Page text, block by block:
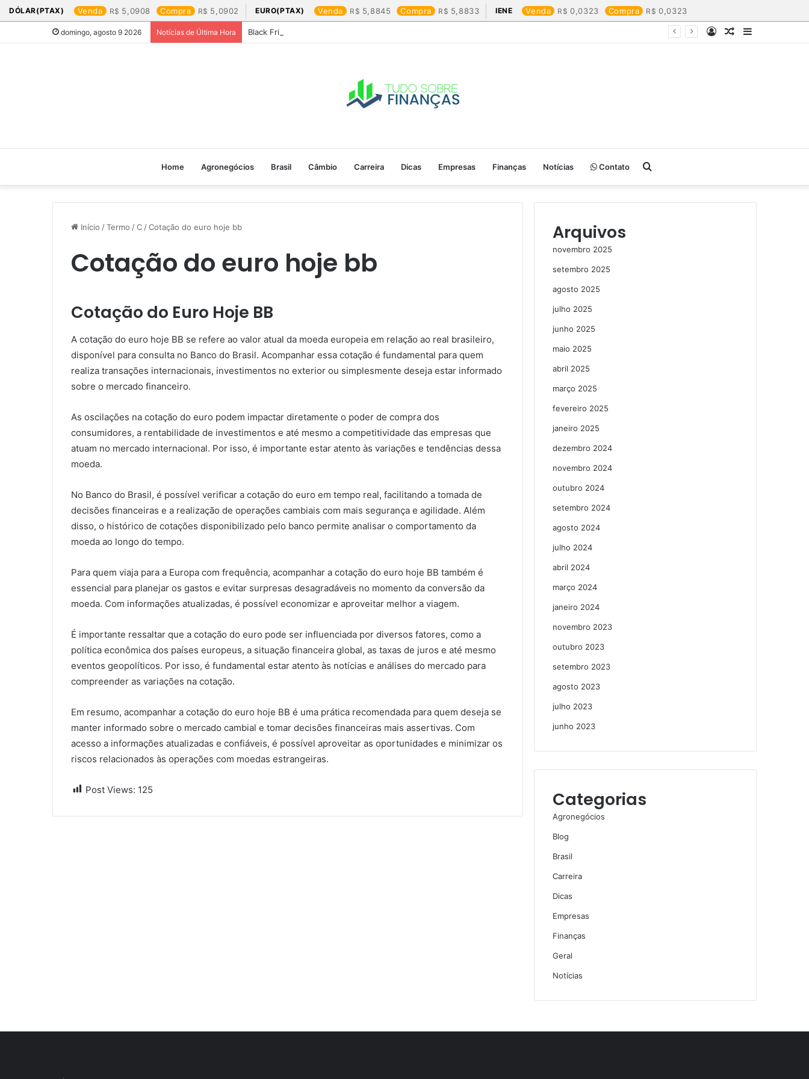
DÓLAR(PTAX) Venda 5,0908 Compra 5,0902 EURO(PTAX) Venda 5,8845 Compra 5,8833 IENE Venda 0,0323 Compra 0,0323
domingo, agosto 9 2026 Notícias de Última Hora Black Friday: os produtos que mais valem a pena
Barra
Artigo
Entrar
Home Agronegócios Brasil Câmbio Carreira Dicas Empresas Finanças Notícias Contato Procurar
por
Início /Termo /C /Cotação do euro hoje bb​
Cotação do euro hoje bb​
Cotação do Euro Hoje BB
A cotação do euro hoje BB se refere ao valor atual da moeda europeia em relação ao real brasileiro,
disponível para consulta no Banco do Brasil. Acompanhar essa cotação é fundamental para quem
realiza transações internacionais, investimentos no exterior ou simplesmente deseja estar informado
sobre o mercado financeiro.
As oscilações na cotação do euro podem impactar diretamente o poder de compra dos
consumidores, a rentabilidade de investimentos e até mesmo a competitividade das empresas que
atuam no mercado internacional. Por isso, é importante estar atento às variações e tendências dessa
moeda.
No Banco do Brasil, é possível verificar a cotação do euro em tempo real, facilitando a tomada de
decisões financeiras e a realização de operações cambiais com mais segurança e agilidade. Além
disso, o histórico de cotações disponibilizado pelo banco permite analisar o comportamento da
moeda ao longo do tempo.
Para quem viaja para a Europa com frequência, acompanhar a cotação do euro hoje BB também é
essencial para planejar os gastos e evitar surpresas desagradáveis no momento da conversão da
moeda. Com informações atualizadas, é possível economizar e aproveitar melhor a viagem.
É importante ressaltar que a cotação do euro pode ser influenciada por diversos fatores, como a
política econômica dos países europeus, a situação financeira global, as taxas de juros e até mesmo
eventos geopolíticos. Por isso, é fundamental estar atento às notícias e análises do mercado para
compreender as variações na cotação.
Em resumo, acompanhar a cotação do euro hoje BB é uma prática recomendada para quem deseja se
manter informado sobre o mercado cambial e tomar decisões financeiras mais assertivas. Com
acesso a informações atualizadas e confiáveis, é possível aproveitar as oportunidades e minimizar os
riscos relacionados às operações com moedas estrangeiras.
Post Views: 125
Arquivos
novembro 2025
setembro 2025
agosto 2025
julho 2025
junho 2025
maio 2025
abril 2025
março 2025
fevereiro 2025
janeiro 2025
dezembro 2024
novembro 2024
outubro 2024
setembro 2024
agosto 2024
julho 2024
abril 2024
março 2024
janeiro 2024
novembro 2023
outubro 2023
setembro 2023
agosto 2023
julho 2023
junho 2023
Categorias
Agronegócios
Blog
Brasil
Carreira
Dicas
Empresas
Finanças
Geral
Notícias